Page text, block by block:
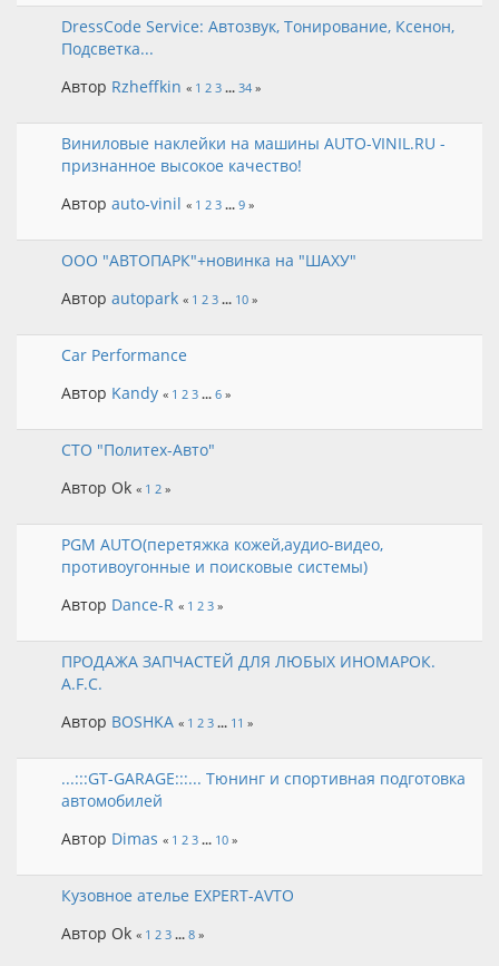
DressCode Service: Автозвук, Тонирование, Ксенон,
Подсветка...
Автор Rzheffkin « 1 2 3 ... 34 »
Виниловые наклейки на машины AUTO-VINIL.RU -
признанное высокое качество!
Автор auto-vinil « 1 2 3 ... 9 »
ООО "АВТОПАРК"+новинка на "ШАХУ"
Автор autopark « 1 2 3 ... 10 »
Car Performance
Автор Kandy « 1 2 3 ... 6 »
СТО "Политех-Авто"
Автор Ok « 1 2 »
PGM AUTO(перетяжка кожей,аудио-видео,
противоугонные и поисковые системы)
Автор Dance-R « 1 2 3 »
ПРОДАЖА ЗАПЧАСТЕЙ ДЛЯ ЛЮБЫХ ИНОМАРОК.
A.F.C.
Автор BOSHKA « 1 2 3 ... 11 »
...:::GT-GARAGE:::... Тюнинг и спортивная подготовка
автомобилей
Автор Dimas « 1 2 3 ... 10 »
Кузовное ателье EXPERT-AVTO
Автор Ok « 1 2 3 ... 8 »